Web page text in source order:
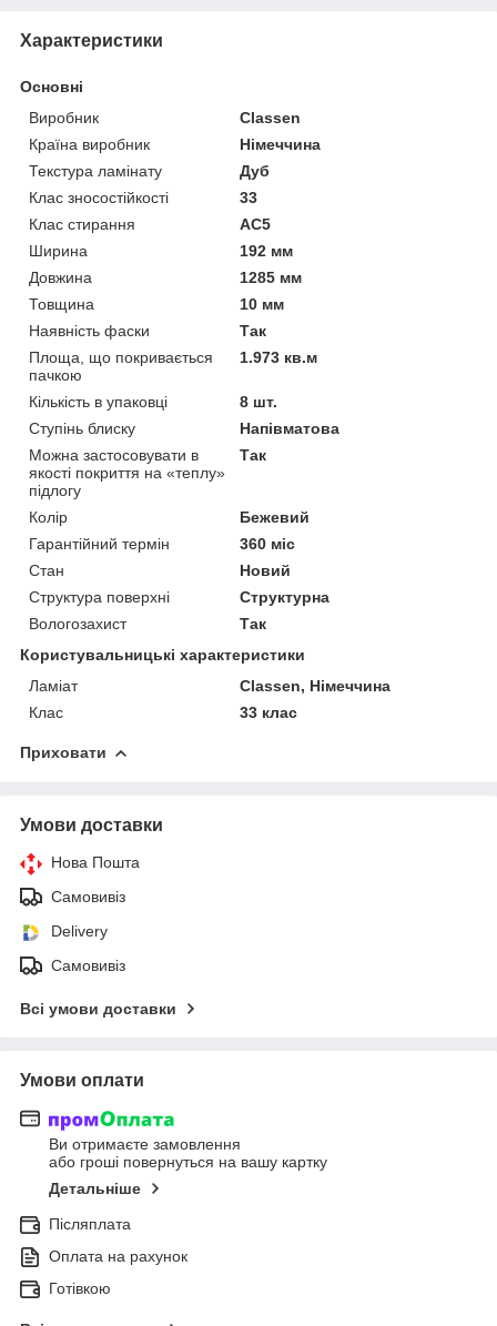
Характеристики
Основні
Виробник
Classen
Країна виробник
Німеччина
Текстура ламінату
Дуб
Клас зносостійкості
33
Клас стирання
АС5
Ширина
192 мм
Довжина
1285 мм
Товщина
10 мм
Наявність фаски
Так
Площа, що покривається
пачкою
1.973 кв.м
Кількість в упаковці
8 шт.
Ступінь блиску
Напівматова
Можна застосовувати в
якості покриття на «теплу»
підлогу
Так
Колір
Бежевий
Гарантійний термін
360 міс
Стан
Новий
Структура поверхні
Структурна
Вологозахист
Так
Користувальницькі характеристики
Ламіат
Classen, Німеччина
Клас
33 клас
Приховати
Умови доставки
Нова Пошта
Самовивіз
Delivery
Самовивіз
Всі умови доставки
Умови оплати
Ви отримаєте замовлення
або гроші повернуться на вашу картку
Детальніше
Післяплата
Оплата на рахунок
Готівкою